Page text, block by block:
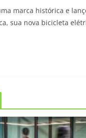
marca histórica e
sua nova bicicleta